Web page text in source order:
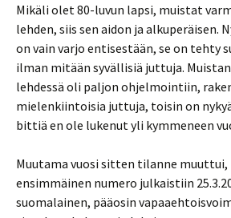
Mikäli olet 80-luvun lapsi, muistat
lehden, siis sen aidon ja alkuperäisen.
on vain varjo entisestään, se on tehty
ilman mitään syvällisiä juttuja.
lehdessä oli paljon ohjelmointiin,
mielenkiintoisia juttuja, toisin on
bittiä en ole lukenut yli kymmeneen
Muutama vuosi sitten tilanne muuttui,
ensimmäinen numero julkaistiin
suomalainen, pääosin